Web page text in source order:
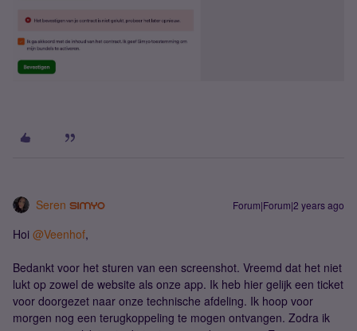
Seren Forum|Forum|2 years ago
Hoi @Veenhof,
Bedankt voor het sturen van een screenshot. Vreemd dat het niet
lukt op zowel de website als onze app. Ik heb hier gelijk een ticket
voor doorgezet naar onze technische afdeling. Ik hoop voor
morgen nog een terugkoppeling te mogen ontvangen. Zodra ik